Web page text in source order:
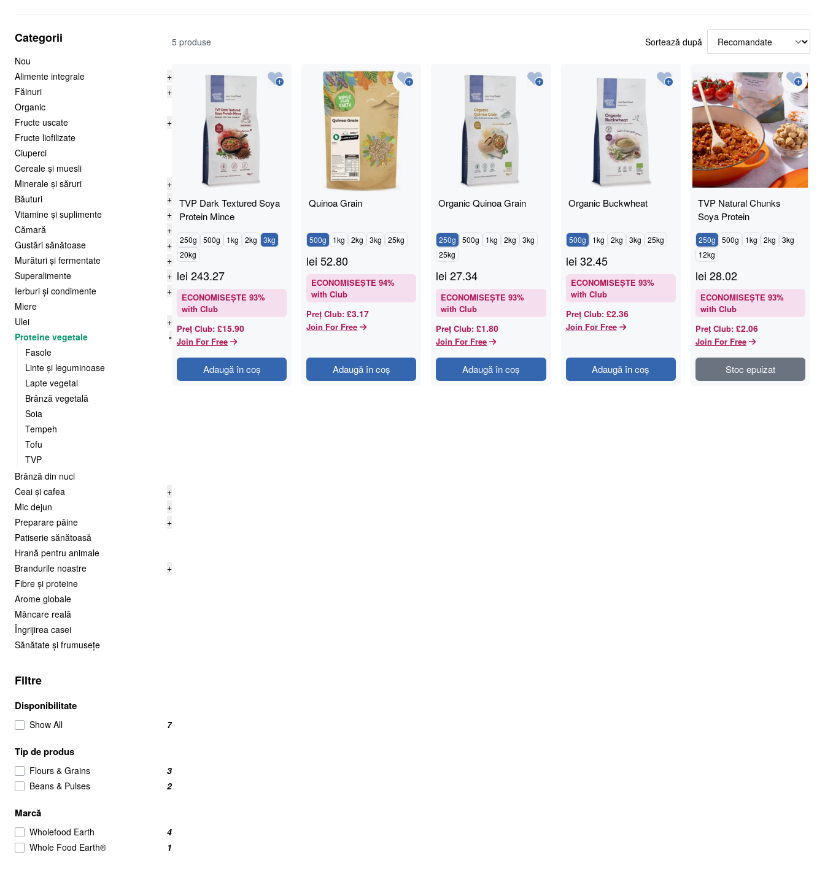
Categorii
Nou
Alimente integrale
+
Făinuri
+
Organic
Fructe uscate
+
Fructe liofilizate
Ciuperci
Cereale și muesli
Minerale și săruri
+
Băuturi
+
Vitamine și suplimente
+
Cămară
+
Gustări sănătoase
+
Murături și fermentate
+
Superalimente
+
Ierburi și condimente
+
Miere
Ulei
+
Proteine vegetale
-
Fasole
Linte și leguminoase
Lapte vegetal
Brânză vegetală
Soia
Tempeh
Tofu
TVP
Brânză din nuci
Ceai și cafea
+
Mic dejun
+
Preparare pâine
+
Patiserie sănătoasă
Hrană pentru animale
Brandurile noastre
+
Fibre și proteine
Arome globale
Mâncare reală
Îngrijirea casei
Sănătate și frumusețe
Filtre
Disponibilitate
Show All 7
Tip de produs
Flours & Grains
3
Beans & Pulses
2
Marcă
Wholefood Earth
4
Whole Food Earth®
1
5 produse Sortează după
TVP Natural Chunks
Soya Protein
250g 500g 1kg 2kg
3kg
12kg
lei 28.02
ECONOMISEȘTE 93%
with Club
Preț Club: £2.06
Join For Free
Stoc epuizat
TVP Dark Textured Soya
Protein Mince
250g 500g 1kg 2kg
3kg
20kg
lei 243.27
ECONOMISEȘTE 93%
with Club
Preț Club: £15.90
Join For Free
Adaugă în coș
Quinoa Grain
500g 1kg 2kg 3kg 25kg
lei 52.80
ECONOMISEȘTE 94%
with Club
Preț Club: £3.17
Join For Free
Adaugă în coș
Organic Quinoa Grain
250g 500g 1kg 2kg
3kg
25kg
lei 27.34
ECONOMISEȘTE 93%
with Club
Preț Club: £1.80
Join For Free
Adaugă în coș
Organic Buckwheat
500g 1kg 2kg 3kg 25kg
lei 32.45
ECONOMISEȘTE 93%
with Club
Preț Club: £2.36
Join For Free
Adaugă în coș